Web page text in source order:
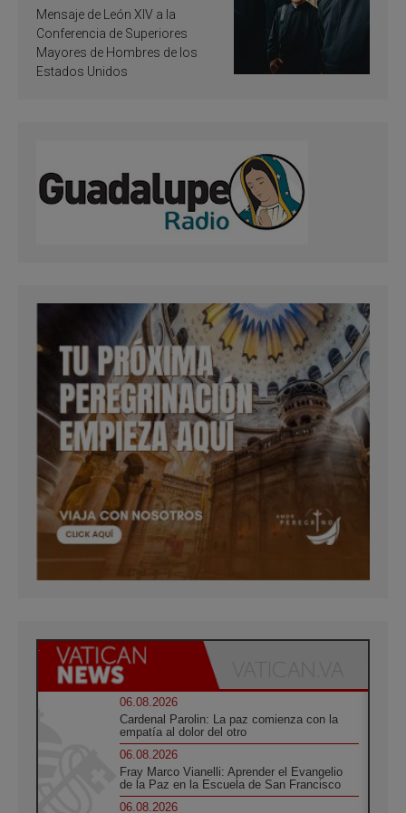
de inspiración y
santificación
Mensaje de León XIV a la
Conferencia de Superiores
Mayores de Hombres de los
Estados Unidos
06.08.2026
Cardenal Parolin: La paz comienza con la
empatía al dolor del otro
06.08.2026
Fray Marco Vianelli: Aprender el Evangelio
de la Paz en la Escuela de San Francisco
06.08.2026